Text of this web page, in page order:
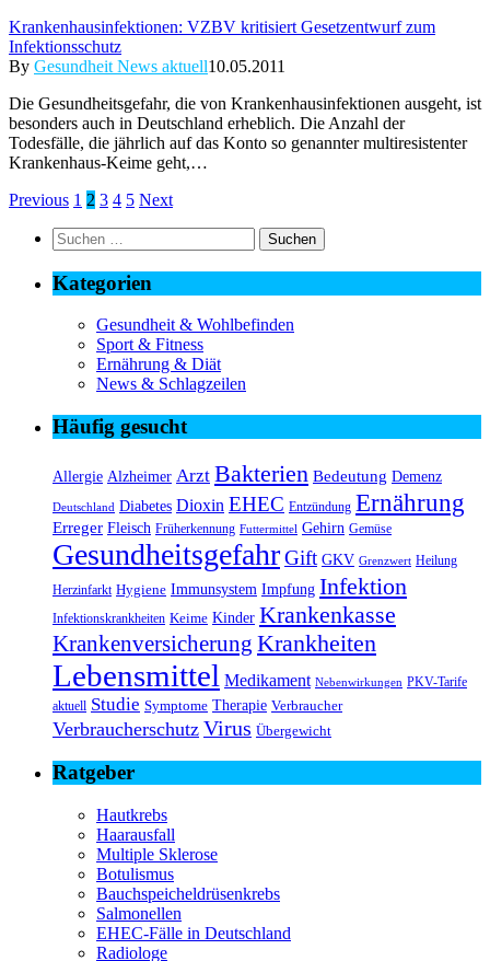
Krankenhausinfektionen: VZBV kritisiert Gesetzentwurf zum
Infektionsschutz
By Gesundheit News aktuell10.05.2011
Die Gesundheitsgefahr, die von Krankenhausinfektionen ausgeht, ist
besonders auch in Deutschland erheblich. Die Anzahl der
Todesfälle, die jährlich auf das Konto so genannter multiresistenter
Krankenhaus-Keime geht,…
Previous 1 2 3 4 5 Next
Suchen
nach:
Kategorien
Gesundheit & Wohlbefinden
Sport & Fitness
Ernährung & Diät
News & Schlagzeilen
Häufig gesucht
Allergie Alzheimer Arzt Bakterien Bedeutung Demenz
Deutschland Diabetes Dioxin EHEC Entzündung Ernährung
Erreger Fleisch Früherkennung Futtermittel Gehirn Gemüse
GesundheitsgefahrGift GKV Grenzwert Heilung
Herzinfarkt Hygiene Immunsystem Impfung Infektion
Infektionskrankheiten Keime Kinder Krankenkasse
Krankenversicherung Krankheiten
Lebensmittel Medikament Nebenwirkungen PKV-Tarife
aktuell Studie Symptome Therapie Verbraucher
Verbraucherschutz Virus Übergewicht
Ratgeber
Hautkrebs
Haarausfall
Multiple Sklerose
Botulismus
Bauchspeicheldrüsenkrebs
Salmonellen
EHEC-Fälle in Deutschland
Radiologe